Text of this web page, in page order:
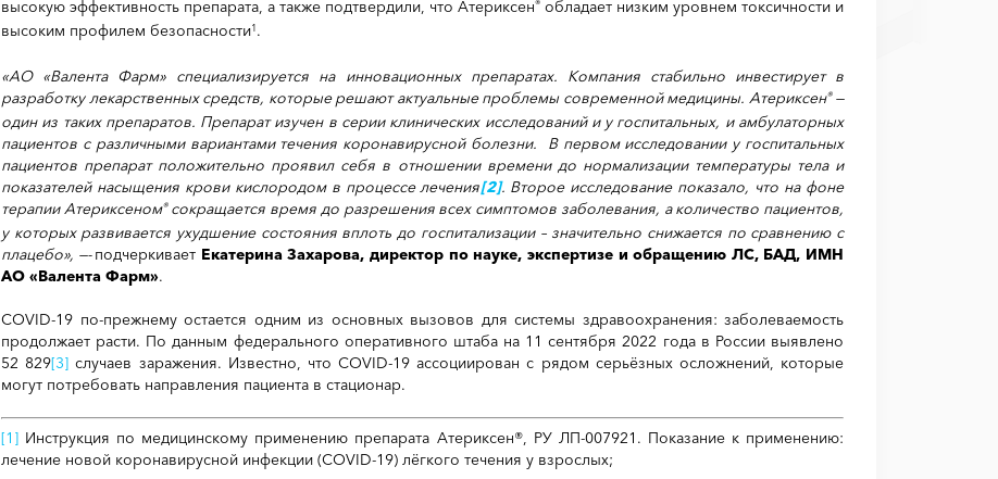
высокую эффективность препарата, а также подтвердили, что Атериксен® обладает низким уровнем токсичности и
высоким профилем безопасности1.
«АО «Валента Фарм» специализируется на инновационных препаратах. Компания стабильно инвестирует в
разработку лекарственных средств, которые решают актуальные проблемы современной медицины. Атериксен®—
один из таких препаратов. Препарат изучен в серии клинических исследований и у госпитальных, и амбулаторных
пациентов с различными вариантами течения коронавирусной болезни. В первом исследовании у госпитальных
пациентов препарат положительно проявил себя в отношении времени до нормализации температуры тела и
показателей насыщения крови кислородом в процессе лечения[2]. Второе исследование показало, что на фоне
терапии Атериксеном®сокращается время до разрешения всех симптомов заболевания, а количество пациентов,
у которых развивается ухудшение состояния вплоть до госпитализации – значительно снижается по сравнению с
плацебо», —-подчеркивает Екатерина Захарова, директор по науке, экспертизе и обращению ЛС, БАД, ИМН
АО «Валента Фарм».
COVID-19 по-прежнему остается одним из основных вызовов для системы здравоохранения: заболеваемость
продолжает расти. По данным федерального оперативного штаба на 11 сентября 2022 года в России выявлено
52 829[3] случаев заражения. Известно, что COVID-19 ассоциирован с рядом серьёзных осложнений, которые
могут потребовать направления пациента в стационар.
[1] Инструкция по медицинскому применению препарата Атериксен®, РУ ЛП-007921. Показание к применению:
лечение новой коронавирусной инфекции (COVID-19) лёгкого течения у взрослых;